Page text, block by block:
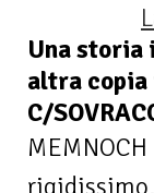
Una storia
altra copia
C/